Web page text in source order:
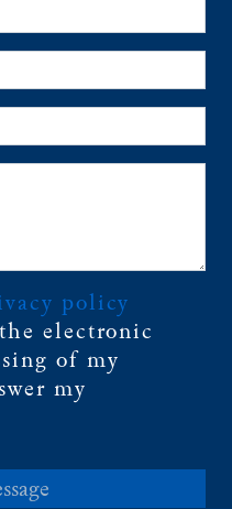
policy
electronic
of my
my